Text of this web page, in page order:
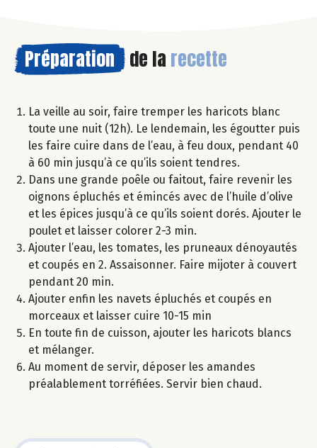
Préparation de la recette
La veille au soir, faire tremper les haricots blanc
toute une nuit (12h). Le lendemain, les égoutter puis
les faire cuire dans de l’eau, à feu doux, pendant 40
à 60 min jusqu’à ce qu’ils soient tendres.
Dans une grande poêle ou faitout, faire revenir les
oignons épluchés et émincés avec de l’huile d’olive
et les épices jusqu’à ce qu’ils soient dorés. Ajouter le
poulet et laisser colorer 2-3 min.
Ajouter l’eau, les tomates, les pruneaux dénoyautés
et coupés en 2. Assaisonner. Faire mijoter à couvert
pendant 20 min.
Ajouter enfin les navets épluchés et coupés en
morceaux et laisser cuire 10-15 min
En toute fin de cuisson, ajouter les haricots blancs
et mélanger.
Au moment de servir, déposer les amandes
préalablement torréfiées. Servir bien chaud.